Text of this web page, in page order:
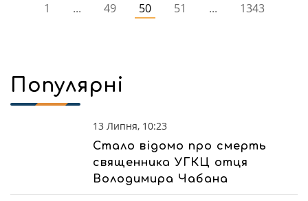
1 ... 49 50 51 ... 1343
Популярні
13 Липня, 10:23
Стало відомо про смерть
священника УГКЦ отця
Володимира Чабана